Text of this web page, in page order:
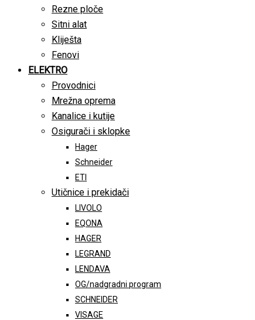
Rezne ploče
Sitni alat
Kliješta
Fenovi
ELEKTRO
Provodnici
Mrežna oprema
Kanalice i kutije
Osigurači i sklopke
Hager
Schneider
ETI
Utičnice i prekidači
LIVOLO
EQONA
HAGER
LEGRAND
LENDAVA
OG/nadgradni program
SCHNEIDER
VISAGE